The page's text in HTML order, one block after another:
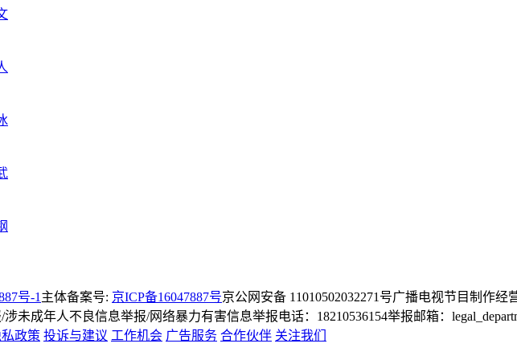
号-1 主体备案号: 京ICP备16047887号京公网安备 11010502032271号广播电视节目制作经
未成年人不良信息举报/网络暴力有害信息举报电话：18210536154举报邮箱：
私政策 投诉与建议 工作机会 广告服务 合作伙伴 关注我们